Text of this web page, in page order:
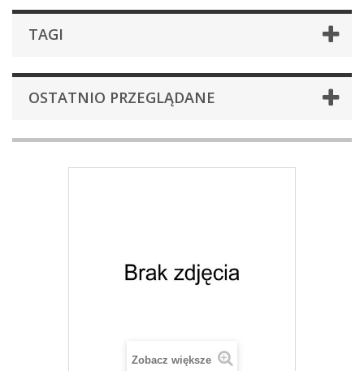
TAGI
OSTATNIO PRZEGLĄDANE
Zobacz większe